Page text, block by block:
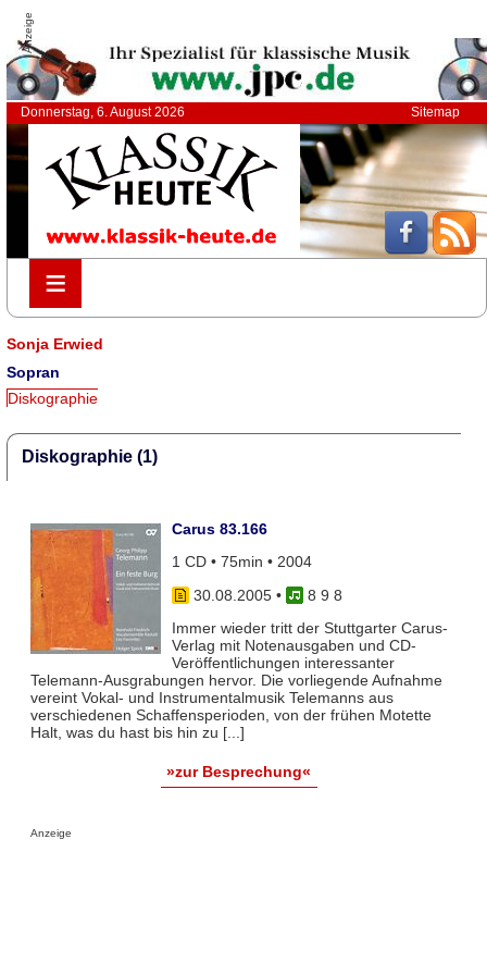
Anzeige
Donnerstag, 6. August 2026 Sitemap
≡
≡
Sonja Erwied
Sopran
Diskographie
Diskographie (1)
Carus 83.166
1 CD • 75min • 2004
30.08.2005•
8 9 8
Immer wieder tritt der Stuttgarter Carus-
Verlag mit Notenausgaben und CD-
Veröffentlichungen interessanter
Telemann-Ausgrabungen hervor. Die vorliegende Aufnahme
vereint Vokal- und Instrumentalmusik Telemanns aus
verschiedenen Schaffensperioden, von der frühen Motette
Halt, was du hast bis hin zu [...]
»zur Besprechung«
Anzeige